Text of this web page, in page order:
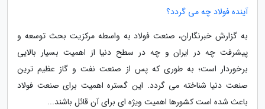
آینده فولاد چه می گردد؟
به گزارش خبرنگاران، صنعت فولاد به واسطه مرکزیت بحث توسعه و
پیشرفت چه در ایران و چه در سطح دنیا از اهمیت بسیار بالایی
برخوردار است؛ به طوری که پس از صنعت نفت و گاز عظیم ترین
صنعت دنیا شناخته می گردد. این گستره اهمیت برای صنعت فولاد
باعث شده است کشورها اهمیت ویژه ای برای آن قائل باشند...